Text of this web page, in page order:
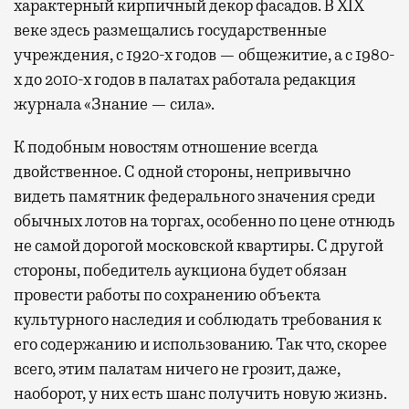
характерный кирпичный декор фасадов. В XIX
веке здесь размещались государственные
учреждения, с 1920-х годов — общежитие, а с 1980-
х до 2010-х годов в палатах работала редакция
журнала «Знание — сила».
К подобным новостям отношение всегда
двойственное. С одной стороны, непривычно
видеть памятник федерального значения среди
обычных лотов на торгах, особенно по цене отнюдь
не самой дорогой московской квартиры. С другой
стороны, победитель аукциона будет обязан
провести работы по сохранению объекта
культурного наследия и соблюдать требования к
его содержанию и использованию. Так что, скорее
всего, этим палатам ничего не грозит, даже,
наоборот, у них есть шанс получить новую жизнь.